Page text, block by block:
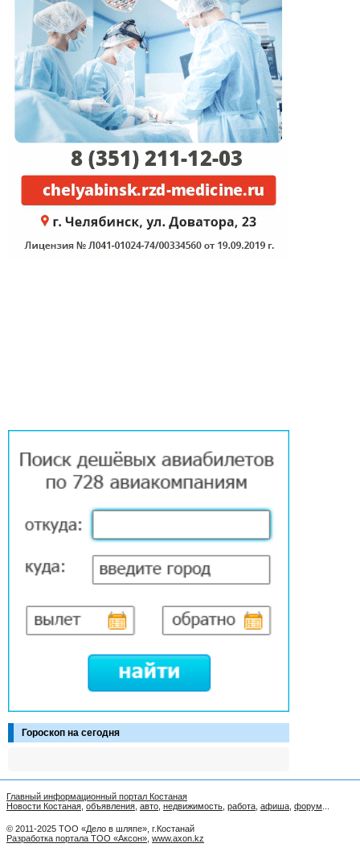
Гороскоп на сегодня
Главный информационный портал Костаная
Новости Костаная объявления авто недвижимость работа афиша форум
© 2011-2025 ТОО «Дело в шляпе», г.Костанай
Разработка портала ТОО «Аксон» www.axon.kz